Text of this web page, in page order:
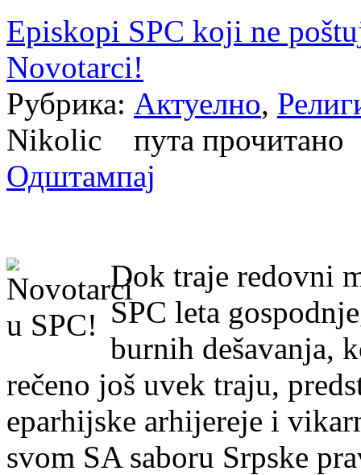
Episkopi SPC koji ne
Novotarci!
Рубрика: Актуелно,
Nikolic пута
Одштампај
Dok traje redovni
SPC leta
burnih dešavanja,
rečeno još uvek traju,
eparhijske arhijereje i
svom SA saboru Srpske